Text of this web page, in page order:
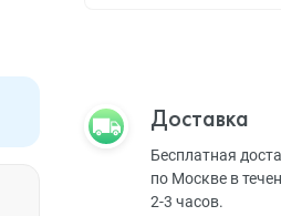
Magic
Доставка
Бесплатная
по Москве в
2-3 часов.